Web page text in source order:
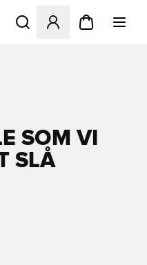
Åbner en Modal til at
SOM VI
SLÅ